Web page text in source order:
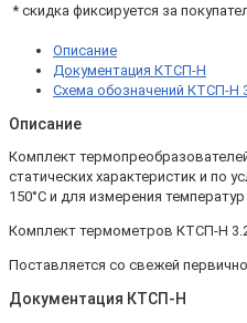
М20х1,5)
* скидка фиксируется за
Описание
Документация КТСП-Н
Схема обозначений КТСП-Н
Описание
Комплект
статических характеристик и по
150°С и для измерения
Комплект термометров КТСП-Н
Поставляется со свежей
Документация КТСП-Н